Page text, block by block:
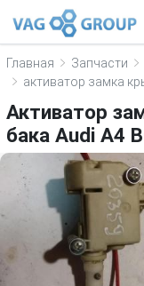
Главная Запчасти
активатор замка
Активатор
бака Audi A4